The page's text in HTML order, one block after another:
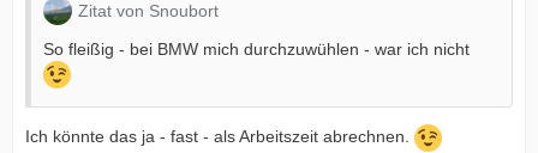
Zitat von Snoubort
So fleißig - bei BMW mich durchzuwühlen - war ich nicht
Ich könnte das ja - fast - als Arbeitszeit abrechnen.